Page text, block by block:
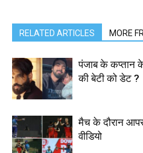
RELATED ARTICLES MORE
पंजाब के कप्तान
की बेटी को डेट ?
मैच के दौरान
वीडियो